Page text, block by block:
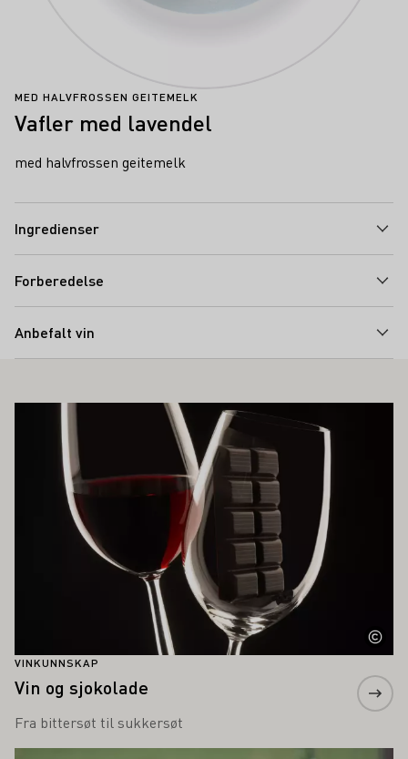
MED HALVFROSSEN GEITEMELK
Vafler med lavendel
med halvfrossen geitemelk
Ingredienser
Forberedelse
Anbefalt vin
INTERESSERE DEG
VINKUNNSKAP
Vin og sjokolade
Fra bittersøt til sukkersøt